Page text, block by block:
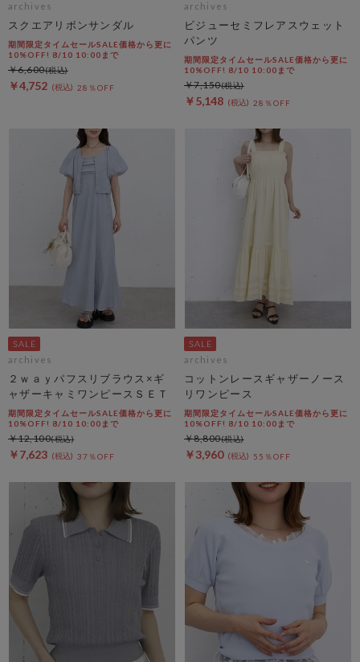
archives
スクエアリボンサンダル
期間限定タイムセールSALE価格から更に
10%OFF! 8/10 10:00まで
￥4,752 28％OFF
￥6,600
archives
ビジューセミフレアスウェット
パンツ
期間限定タイムセールSALE価格から更に
10%OFF! 8/10 10:00まで
￥5,148 28％OFF
￥7,150
archives
２ｗａｙパフスリブラウス×ギ
ャザーキャミワンピースＳＥＴ
期間限定タイムセールSALE価格から更に
10%OFF! 8/10 10:00まで
￥7,623 37％OFF
￥12,100
archives
コットンレースギャザーノース
リワンピース
期間限定タイムセールSALE価格から更に
10%OFF! 8/10 10:00まで
￥3,960 55％OFF
￥8,800